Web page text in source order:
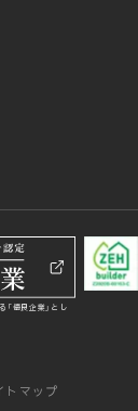
「優良企業」とし
トマップ